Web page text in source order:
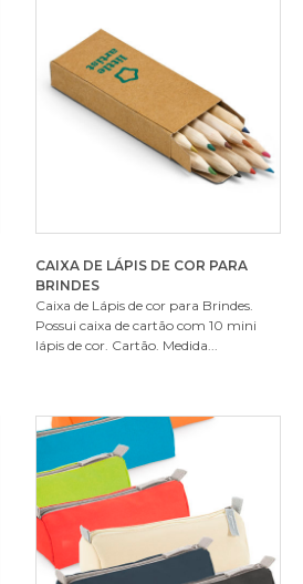
CAIXA DE LÁPIS DE COR PARA
BRINDES
Caixa de Lápis de cor para Brindes.
Possui caixa de cartão com 10 mini
lápis de cor. Cartão. Medida...